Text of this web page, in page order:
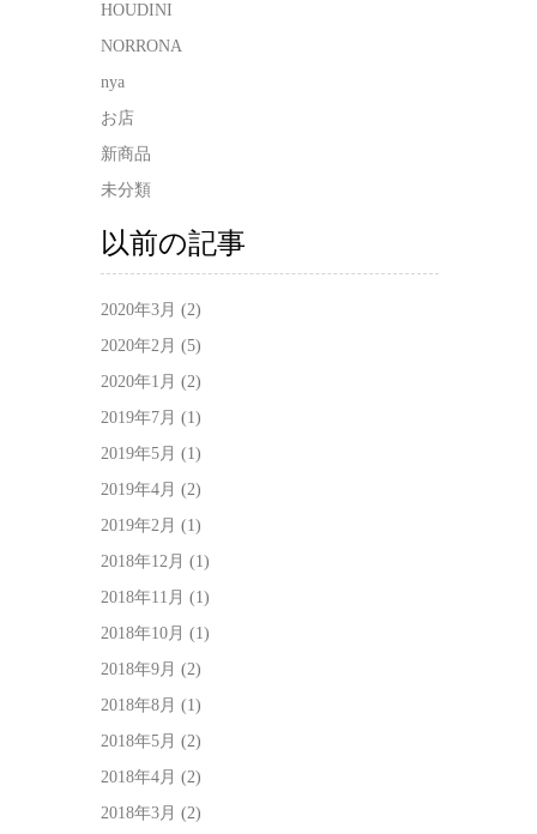
HOUDINI
NORRONA
nya
お店
新商品
未分類
以前の記事
2020年3月 (2)
2020年2月 (5)
2020年1月 (2)
2019年7月 (1)
2019年5月 (1)
2019年4月 (2)
2019年2月 (1)
2018年12月 (1)
2018年11月 (1)
2018年10月 (1)
2018年9月 (2)
2018年8月 (1)
2018年5月 (2)
2018年4月 (2)
2018年3月 (2)